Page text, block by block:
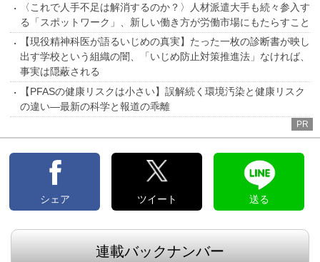
〈これで人手不足は解消するのか？〉人材派遣大手も続々参入す
る「スポットワーク」、新しい働き方が労働市場にもたらすこと
【現役精神科医が語るいじめの真実】たった一枚の診断書が映し
出す学校という組織の闇、「いじめ防止対策推進法」なければ、
事実は隠蔽される
【PFASの健康リスクは小さい】誤解続く環境汚染と健康リスク
の違い―最新の科学と報道の乖離
PR
シェア ツイート 送る
連載バックナンバー